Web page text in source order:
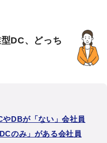
DC、どっち
DBが「ない」会社員
のみ」がある会社員